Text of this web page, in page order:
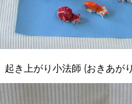
起き上がり小法師 (おきあが